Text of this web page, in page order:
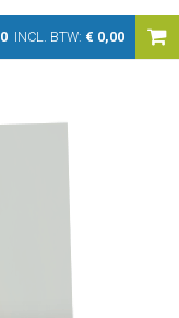
0 INCL. BTW: € 0,00